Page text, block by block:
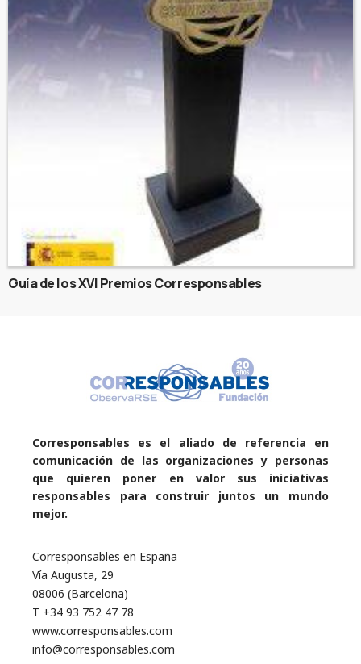
Guía de los XVI Premios Corresponsables
Corresponsables es el aliado de referencia en
comunicación de las organizaciones y personas
que quieren poner en valor sus iniciativas
responsables para construir juntos un mundo
mejor.
Corresponsables en España
Vía Augusta, 29
08006 (Barcelona)
T +34 93 752 47 78
www.corresponsables.com
info@corresponsables.com